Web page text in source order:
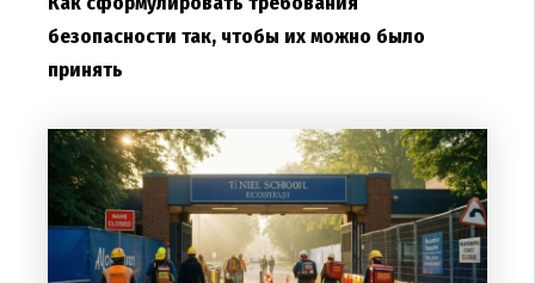
безопасности так, чтобы их можно было
принять